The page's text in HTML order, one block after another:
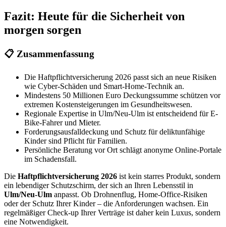
Fazit: Heute für die Sicherheit von
morgen sorgen
📋 Zusammenfassung
Die Haftpflichtversicherung 2026 passt sich an neue Risiken
wie Cyber-Schäden und Smart-Home-Technik an.
Mindestens 50 Millionen Euro Deckungssumme schützen vor
extremen Kostensteigerungen im Gesundheitswesen.
Regionale Expertise in Ulm/Neu-Ulm ist entscheidend für E-
Bike-Fahrer und Mieter.
Forderungsausfalldeckung und Schutz für deliktunfähige
Kinder sind Pflicht für Familien.
Persönliche Beratung vor Ort schlägt anonyme Online-Portale
im Schadensfall.
Die Haftpflichtversicherung 2026 ist kein starres Produkt, sondern
ein lebendiger Schutzschirm, der sich an Ihren Lebensstil in
Ulm/Neu-Ulm anpasst. Ob Drohnenflug, Home-Office-Risiken
oder der Schutz Ihrer Kinder – die Anforderungen wachsen. Ein
regelmäßiger Check-up Ihrer Verträge ist daher kein Luxus, sondern
eine Notwendigkeit.